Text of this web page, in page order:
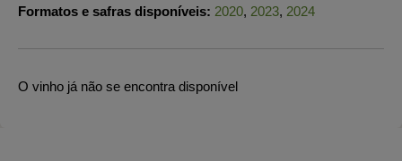
Formatos e safras disponíveis: 2020, 2023, 2024
O vinho já não se encontra disponível